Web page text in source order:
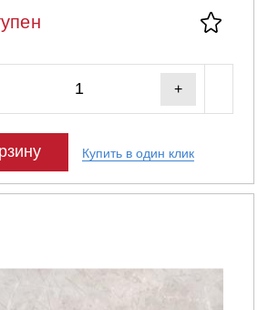
+
Купить в один клик